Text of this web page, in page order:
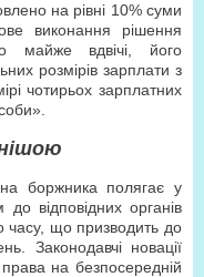
на рівні 10% суми
виконання рішення
майже вдвічі, його
розмірів зарплати з
чотирьох зарплатних
боржника полягає у
відповідних органів
часу, що призводить до
Законодавчі новації
на безпосередній